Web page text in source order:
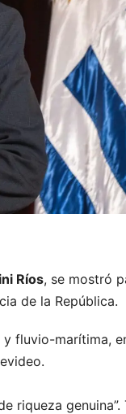
Ríos, se mostró
de la República.
fluvio-marítima,
riqueza genuina”.